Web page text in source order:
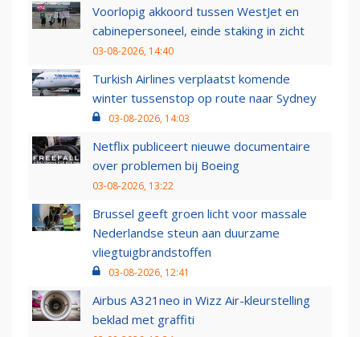
Voorlopig akkoord tussen WestJet en
cabinepersoneel, einde staking in zicht
03-08-2026, 14:40
Turkish Airlines verplaatst komende
winter tussenstop op route naar Sydney
03-08-2026, 14:03
Netflix publiceert nieuwe documentaire
over problemen bij Boeing
03-08-2026, 13:22
Brussel geeft groen licht voor massale
Nederlandse steun aan duurzame
vliegtuigbrandstoffen
03-08-2026, 12:41
Airbus A321neo in Wizz Air-kleurstelling
beklad met graffiti